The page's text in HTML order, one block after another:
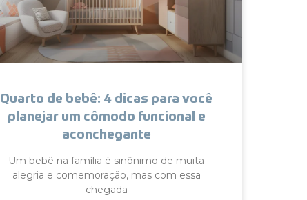
Quarto de bebê: 4 dicas para você
planejar um cômodo funcional e
aconchegante
Um bebê na família é sinônimo de muita
alegria e comemoração, mas com essa
chegada